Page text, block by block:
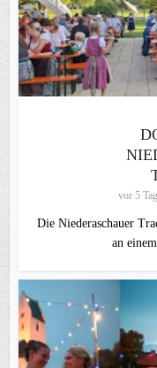
vor 5
Die Niederaschauer
an